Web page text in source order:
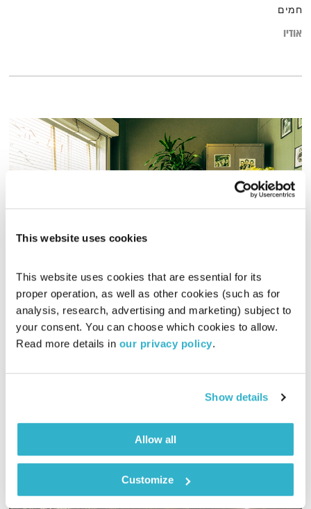
This website uses cookies
This website uses cookies that are essential for its
proper operation, as well as other cookies (such as for
analysis, research, advertising and marketing) subject to
your consent. You can choose which cookies to allow.
Read more details in our privacy policy.
Show details
Allow all
Customize
חמים
אודיו
כל יום מחדש – 13.7.20
כל יום מחדש
אמיר פרי
13.07.20
00:58:43
אודיו